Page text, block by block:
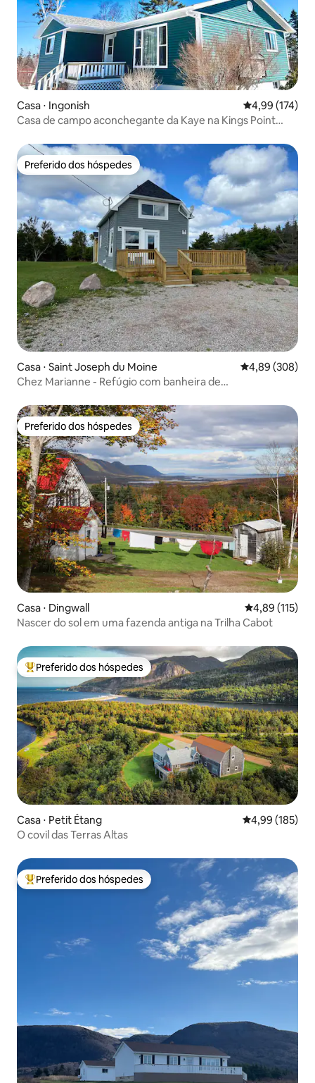
Casa ⋅ Ingonish 4,99 de uma
4,99 (174)
Casa de campo aconchegante da Kaye na Kings Point
Preferido dos hóspedes
Preferido dos hóspedes
Casa ⋅ Saint Joseph du Moine 4,89 de uma
4,89 (308)
Chez Marianne - Refúgio com banheira de
Preferido dos hóspedes
Preferido dos hóspedes
Casa ⋅ Dingwall 4,89 de uma
4,89 (115)
Nascer do sol em uma fazenda antiga na Trilha Cabot
Entre os melhores preferidos dos hóspedes
Preferido dos hóspedes
Casa ⋅ Petit Étang 4,99 de uma
4,99 (185)
O covil das Terras Altas
Entre os melhores preferidos dos hóspedes
Preferido dos hóspedes